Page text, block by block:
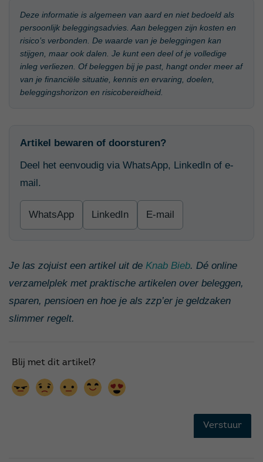
Deze informatie is algemeen van aard en niet bedoeld als
persoonlijk beleggingsadvies. Aan beleggen zijn kosten en
risico’s verbonden. De waarde van je beleggingen kan
stijgen, maar ook dalen. Je kunt een deel of je volledige
inleg verliezen. Of beleggen bij je past, hangt onder meer af
van je financiële situatie, kennis en ervaring, doelen,
beleggingshorizon en risicobereidheid.
Artikel bewaren of doorsturen?
Deel het eenvoudig via WhatsApp, LinkedIn of e-
mail.
WhatsApp LinkedIn E-mail
Je las zojuist een artikel uit de Knab Bieb. Dé online
verzamelplek met praktische artikelen over beleggen,
sparen, pensioen en hoe je als zzp’er je geldzaken
slimmer regelt.